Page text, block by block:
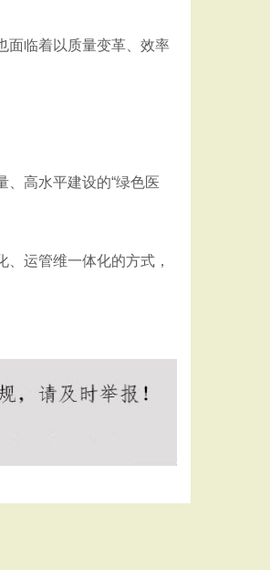
面临着以质量变革、效率
、高水平建设的“绿色医
运管维一体化的方式，